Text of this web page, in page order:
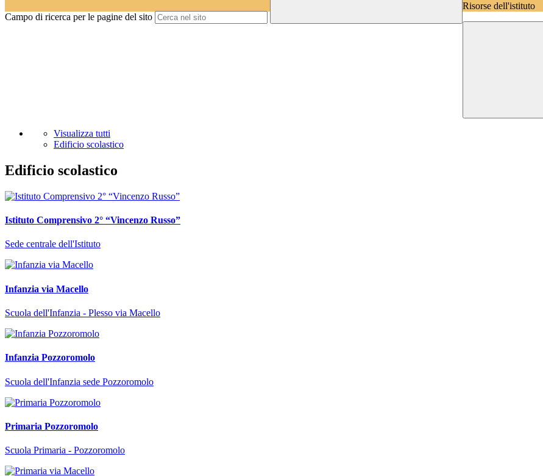
Campo di ricerca per le pagine del sito
Risorse dell'istituto
Visualizza tutti
Edificio scolastico
Edificio scolastico
Istituto Comprensivo 2° “Vincenzo Russo”
Sede centrale dell'Istituto
Infanzia via Macello
Scuola dell'Infanzia - Plesso via Macello
Infanzia Pozzoromolo
Scuola dell'Infanzia sede Pozzoromolo
Primaria Pozzoromolo
Scuola Primaria - Pozzoromolo